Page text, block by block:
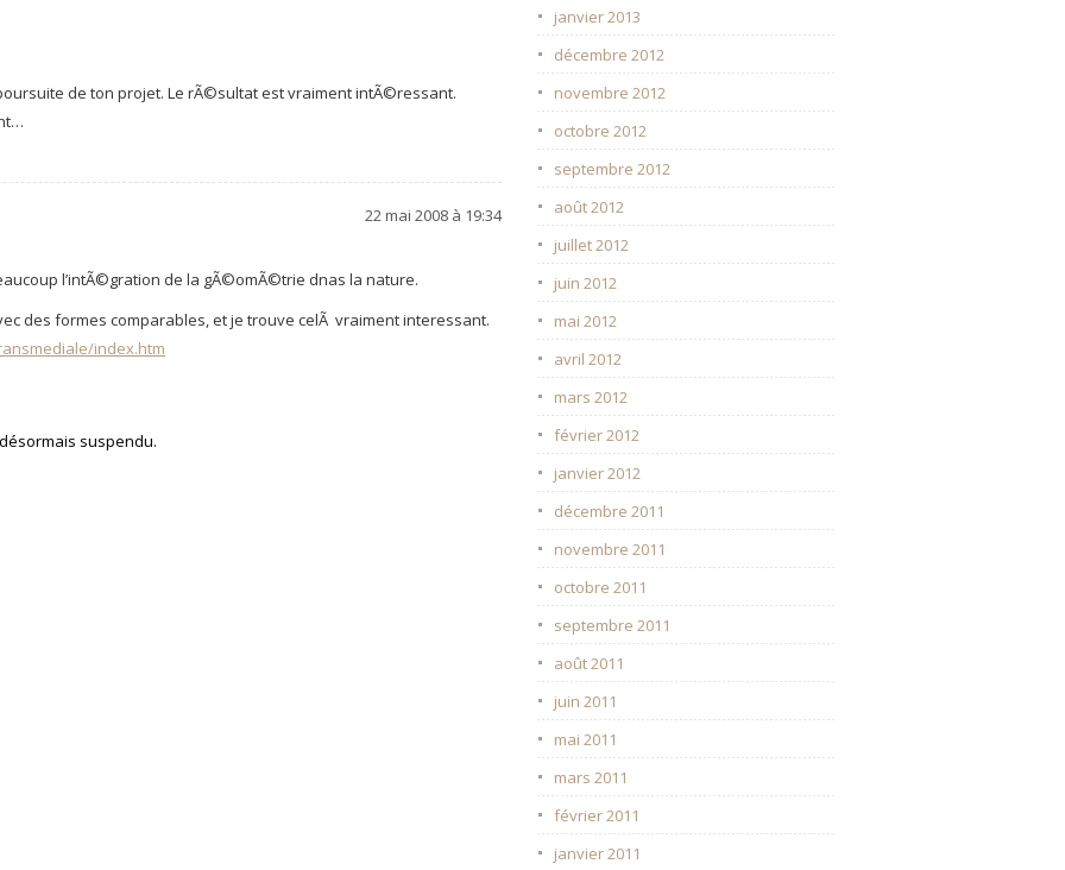
de ton projet. Le rÃ©sultat est vraiment intÃ©ressant.
22 mai 2008 à 19:34
l’intÃ©gration de la gÃ©omÃ©trie dnas la nature.
des formes comparables, et je trouve celÃ vraiment interessant.
index.htm
suspendu.
janvier 2013
décembre 2012
novembre 2012
octobre 2012
septembre 2012
août 2012
juillet 2012
juin 2012
mai 2012
avril 2012
mars 2012
février 2012
janvier 2012
décembre 2011
novembre 2011
octobre 2011
septembre 2011
août 2011
juin 2011
mai 2011
mars 2011
février 2011
janvier 2011